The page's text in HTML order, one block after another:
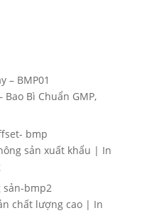
Bì Chuẩn GMP,
sản xuất khẩu | In
chất lượng cao | In